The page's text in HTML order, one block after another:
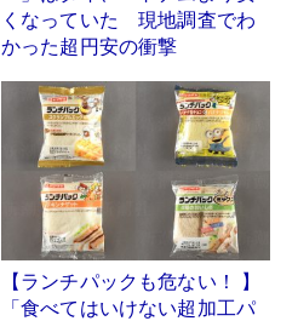
くなっていた 現地調査でわ
かった超円安の衝撃
【ランチパックも危ない！ 】
「食べてはいけない超加工パ